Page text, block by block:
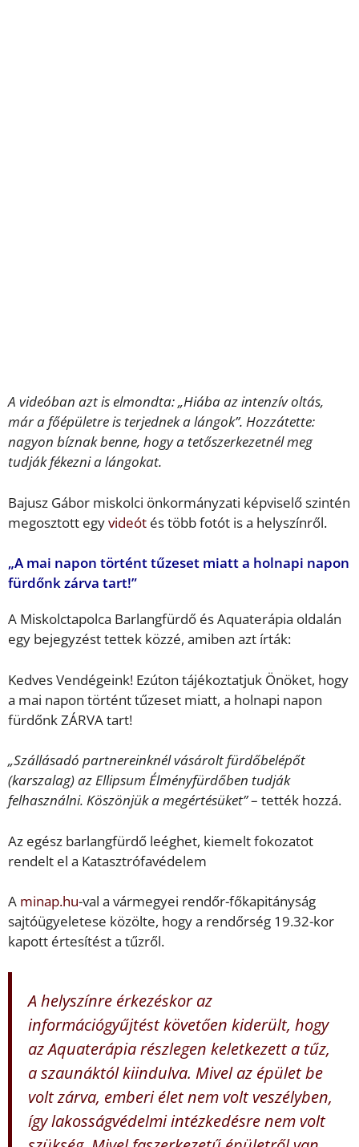
A videóban azt is elmondta: „Hiába az intenzív oltás,
már a főépületre is terjednek a lángok”. Hozzátette:
nagyon bíznak benne, hogy a tetőszerkezetnél meg
tudják fékezni a lángokat.
Bajusz Gábor miskolci önkormányzati képviselő szintén
megosztott egyvideót és több fotót is a helyszínről.
„A mai napon történt tűzeset miatt a holnapi napon
fürdőnk zárva tart!”
A Miskolctapolca Barlangfürdő és Aquaterápia oldalán
egy bejegyzést tettek közzé, amiben azt írták:
Kedves Vendégeink! Ezúton tájékoztatjuk Önöket, hogy
a mai napon történt tűzeset miatt, a holnapi napon
fürdőnk ZÁRVA tart!
„Szállásadó partnereinknél vásárolt fürdőbelépőt
(karszalag) az Ellipsum Élményfürdőben tudják
felhasználni. Köszönjük a megértésüket”– tették hozzá.
Az egész barlangfürdő leéghet, kiemelt fokozatot
rendelt el a Katasztrófavédelem
A minap.hu-val a vármegyei rendőr-főkapitányság
sajtóügyeletese közölte, hogy a rendőrség 19.32-kor
kapott értesítést a tűzről.
A helyszínre érkezéskor az
információgyűjtést követően kiderült, hogy
az Aquaterápia részlegen keletkezett a tűz,
a szaunáktól kiindulva. Mivel az épület be
volt zárva, emberi élet nem volt veszélyben,
így lakosságvédelmi intézkedésre nem volt